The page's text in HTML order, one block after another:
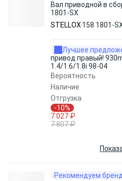
Вал приводной в
1801-SX
STELLOX 158 1801-
Лучшее
привод правый!
1.4/1.6/1.8i 98-04
Вероятность
Наличие
Отгрузка
-10%
7 027 ₽
7 807 ₽
Рекомендуем бренд